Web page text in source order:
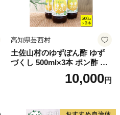
高知県芸西村
土佐山村のゆずぽん酢 ゆず
づくし 500ml×3本 ポン酢 ポ
ンズ ゆず 柚子 調味料 さっぱ
り 美味しい おいしい 鍋 しゃ
10,000円